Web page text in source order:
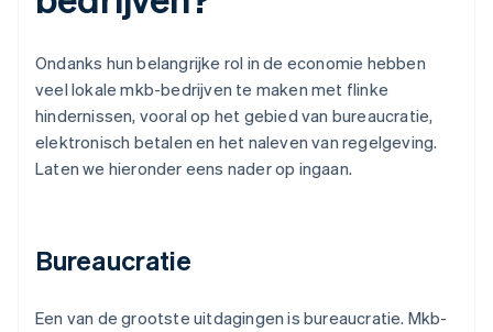
Ondanks hun belangrijke rol in de economie hebben
veel lokale mkb-bedrijven te maken met flinke
hindernissen, vooral op het gebied van bureaucratie,
elektronisch betalen en het naleven van regelgeving.
Laten we hieronder eens nader op ingaan.
Bureaucratie
Een van de grootste uitdagingen is bureaucratie. Mkb-